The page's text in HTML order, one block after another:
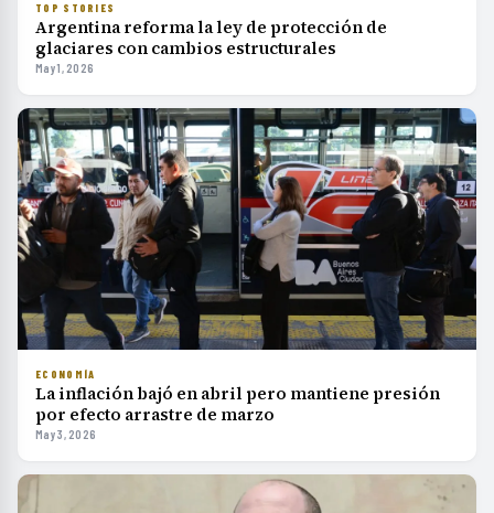
TOP STORIES
Argentina reforma la ley de protección de
glaciares con cambios estructurales
May 1, 2026
ECONOMÍA
La inflación bajó en abril pero mantiene presión
por efecto arrastre de marzo
May 3, 2026